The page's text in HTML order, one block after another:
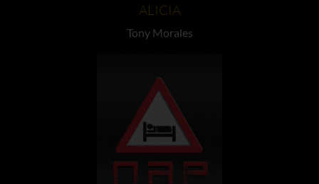
ALICIA
Tony Morales